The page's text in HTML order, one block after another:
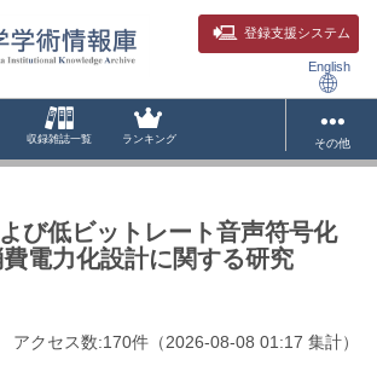
登録支援システム
English
収録雑誌一覧 ランキング その他
び低ビットレート音声符号化
電力化設計に関する研究
アクセス数:170件 （2026-08-08 01:17 集計）